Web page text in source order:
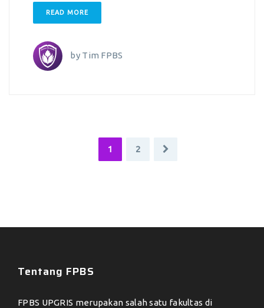
READ MORE
by Tim FPBS
1 2
Tentang FPBS
FPBS UPGRIS merupakan salah satu fakultas di